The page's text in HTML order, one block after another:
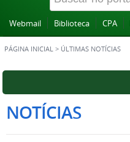
Webmail Biblioteca CPA
PÁGINA INICIAL > ÚLTIMAS NOTÍCIAS
NOTÍCIAS